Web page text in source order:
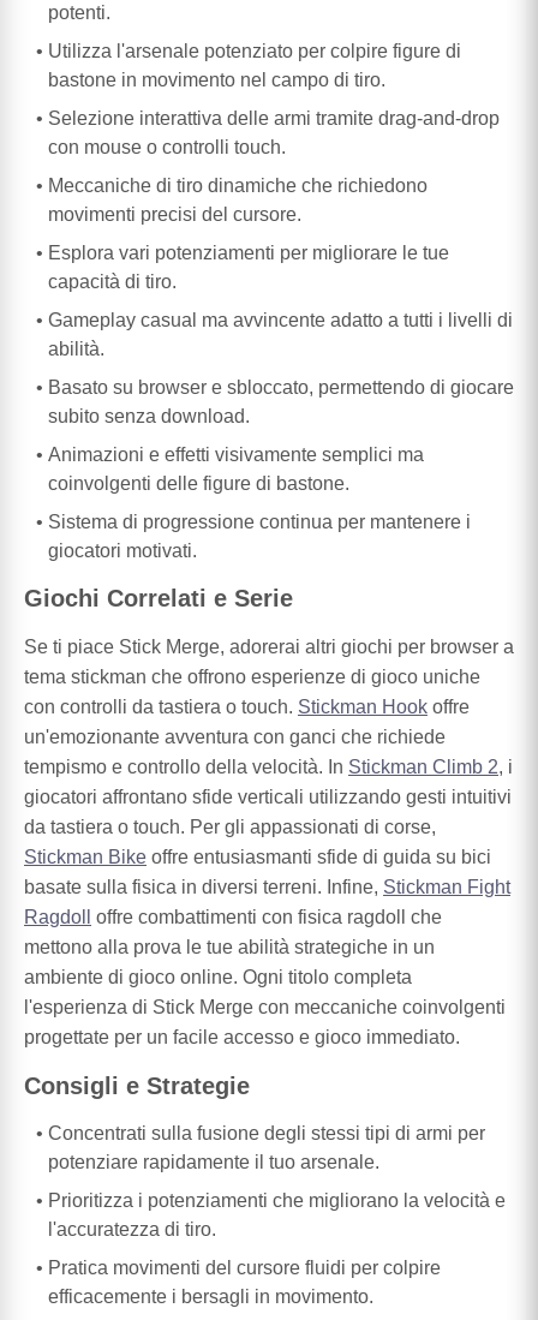
potenti.
Utilizza l'arsenale potenziato per colpire figure di
bastone in movimento nel campo di tiro.
Selezione interattiva delle armi tramite drag-and-drop
con mouse o controlli touch.
Meccaniche di tiro dinamiche che richiedono
movimenti precisi del cursore.
Esplora vari potenziamenti per migliorare le tue
capacità di tiro.
Gameplay casual ma avvincente adatto a tutti i livelli di
abilità.
Basato su browser e sbloccato, permettendo di giocare
subito senza download.
Animazioni e effetti visivamente semplici ma
coinvolgenti delle figure di bastone.
Sistema di progressione continua per mantenere i
giocatori motivati.
Giochi Correlati e Serie
Se ti piace Stick Merge, adorerai altri giochi per browser a
tema stickman che offrono esperienze di gioco uniche
con controlli da tastiera o touch. Stickman Hook offre
un'emozionante avventura con ganci che richiede
tempismo e controllo della velocità. In Stickman Climb 2, i
giocatori affrontano sfide verticali utilizzando gesti intuitivi
da tastiera o touch. Per gli appassionati di corse,
Stickman Bike offre entusiasmanti sfide di guida su bici
basate sulla fisica in diversi terreni. Infine, Stickman Fight
Ragdoll
offre combattimenti con fisica ragdoll che
mettono alla prova le tue abilità strategiche in un
ambiente di gioco online. Ogni titolo completa
l'esperienza di Stick Merge con meccaniche coinvolgenti
progettate per un facile accesso e gioco immediato.
Consigli e Strategie
Concentrati sulla fusione degli stessi tipi di armi per
potenziare rapidamente il tuo arsenale.
Prioritizza i potenziamenti che migliorano la velocità e
l'accuratezza di tiro.
Pratica movimenti del cursore fluidi per colpire
efficacemente i bersagli in movimento.